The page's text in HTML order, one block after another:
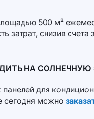
500 м²
затрат, снизив
НА СОЛНЕЧНУЮ
для
сегодня можно